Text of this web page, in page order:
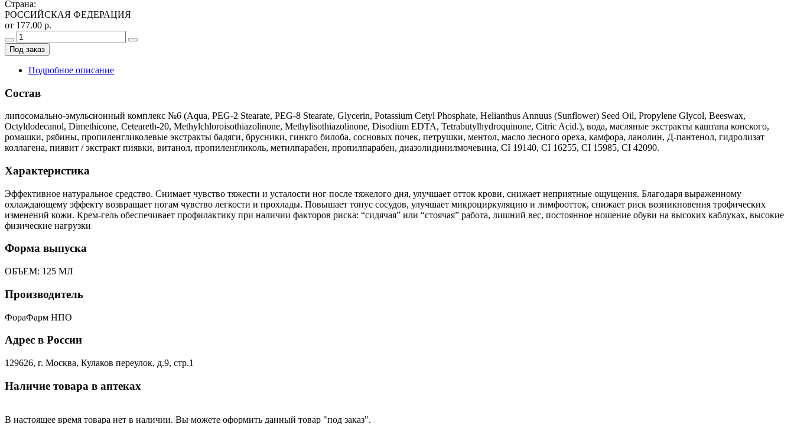
Страна:
РОССИЙСКАЯ ФЕДЕРАЦИЯ
от 177.00 р.
Под заказ
Подробное описание
Состав
липосомально-эмульсионный комплекс №6 (Aqua, PEG-2 Stearate, PEG-8 Stearate, Glycerin, Potassium Cetyl Phosphate, Helianthus Annuus (Sunflower) Seed Oil, Propylene Glycol, Beeswax,
Octyldodecanol, Dimethicone, Ceteareth-20, Methylchloroisothiazolinone, Methylisothiazolinone, Disodium EDTA, Tetrabutylhydroquinone, Citric Acid.), вода, масляные экстракты каштана конского,
ромашки, рябины, пропиленгликолевые экстракты бадяги, брусники, гинкго билоба, сосновых почек, петрушки, ментол, масло лесного ореха, камфора, ланолин, Д-пантенол, гидролизат
коллагена, пиявит / экстракт пиявки, витанол, пропиленгликоль, метилпарабен, пропилпарабен, диазолидинилмочевина, CI 19140, CI 16255, CI 15985, CI 42090.
Характеристика
Эффективное натуральное средство. Снимает чувство тяжести и усталости ног после тяжелого дня, улучшает отток крови, снижает неприятные ощущения. Благодаря выраженному
охлаждающему эффекту возвращает ногам чувство легкости и прохлады. Повышает тонус сосудов, улучшает микроциркуляцию и лимфоотток, снижает риск возникновения трофических
изменений кожи. Крем-гель обеспечивает профилактику при наличии факторов риска: “сидячая” или “стоячая” работа, лишний вес, постоянное ношение обуви на высоких каблуках, высокие
физические нагрузки
Форма выпуска
ОБЪЕМ: 125 МЛ
Производитель
ФораФарм НПО
Адрес в России
129626, г. Москва, Кулаков переулок, д.9, стр.1
Наличие товара в аптеках
В настоящее время товара нет в наличии. Вы можете оформить данный товар "под заказ".